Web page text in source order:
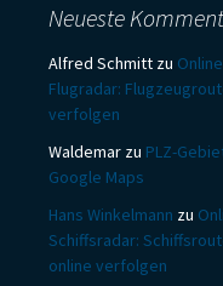
Neueste
Alfred Schmitt zu Online
Flugradar:
verfolgen
Waldemar zu PLZ-
Google Maps
Hans Winkelmann zu
Schiffsradar:
online verfolgen